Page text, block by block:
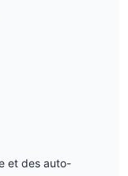
et des auto-